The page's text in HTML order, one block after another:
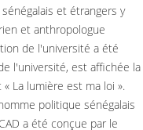
et étrangers y
et anthropologue
de l'université a été
l'université, est affichée la
La lumière est ma loi ».
politique sénégalais
a été conçue par le